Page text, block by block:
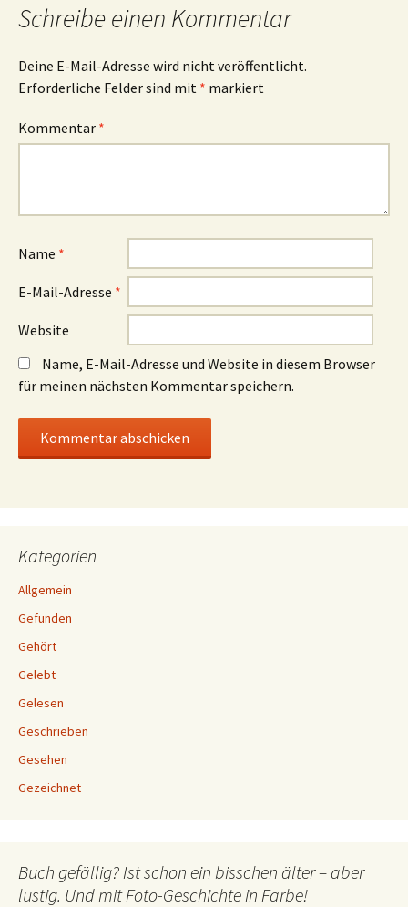
Schreibe einen Kommentar
Deine E-Mail-Adresse wird nicht veröffentlicht.
Erforderliche Felder sind mit * markiert
Kommentar *
Name *
E-Mail-Adresse *
Website
Name, E-Mail-Adresse und Website in diesem Browser
für meinen nächsten Kommentar speichern.
Kategorien
Allgemein
Gefunden
Gehört
Gelebt
Gelesen
Geschrieben
Gesehen
Gezeichnet
Buch gefällig? Ist schon ein bisschen älter – aber
lustig. Und mit Foto-Geschichte in Farbe!